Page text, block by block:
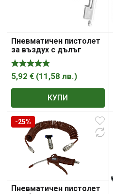
Пневматичен пистолет
за въздух с дълъг
накрайник Troy 18606
5,92 € (11,58 лв.)
КУПИ
-25%
Пневматичен пистолет